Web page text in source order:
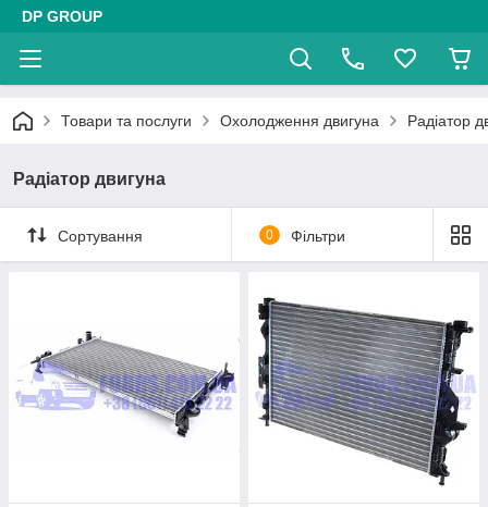
DP GROUP
Товари та послуги Охолодження двигуна Радіатор
Радіатор двигуна
Сортування 0 Фільтри